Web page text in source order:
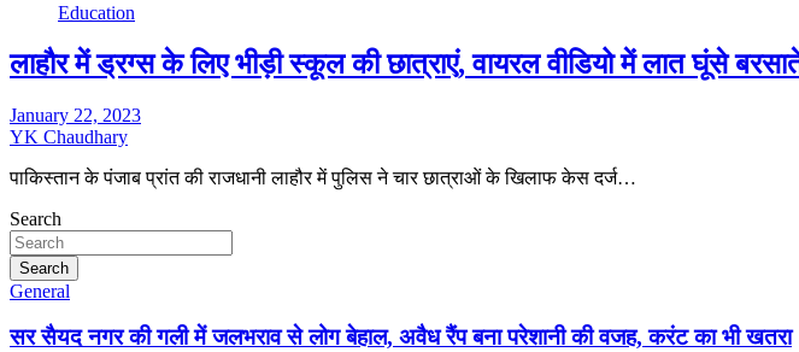
Education
लाहौर में ड्रग्स के लिए भीड़ी स्कूल की छात्राएं, वायरल वीडियो में लात घूंसे
January 22, 2023
YK Chaudhary
पाकिस्तान के पंजाब प्रांत की राजधानी लाहौर में पुलिस ने चार छात्राओं के खिलाफ केस दर्ज…
Search
Search
General
सर सैयद नगर की गली में जलभराव से लोग बेहाल, अवैध रैंप बना परेशानी की वजह, करंट का भी खतरा